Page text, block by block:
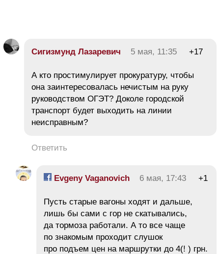
Сигизмунд Лазаревич 5 мая, 11:35 +17
А кто простимулирует прокуратуру, чтобы
она заинтересовалась нечистым на руку
руководством ОГЭТ? Доколе городской
транспорт будет выходить на линии
неисправным?
Ответить
Evgeny Vaganovich 6 мая, 17:43 +1
Пусть старые вагоны ходят и дальше,
лишь бы сами с гор не скатывались,
да тормоза работали. А то все чаще
по знакомым проходит слушок
про подъем цен на маршрутки до 4(! ) грн.